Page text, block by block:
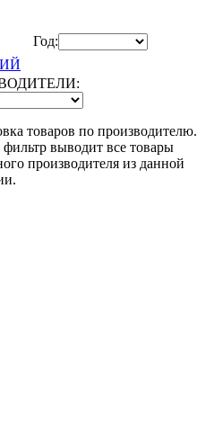
Год:
товаров по производителю.
выводит все товары
производителя из данной